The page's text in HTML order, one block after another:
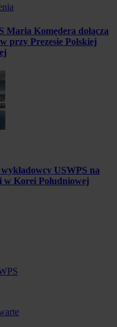
Maria Komędera dołącza
przy Prezesie Polskiej
USWPS na
Korei Południowej